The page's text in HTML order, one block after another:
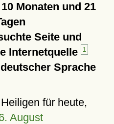
Monaten und 21
Seite und
Internetquelle
1
Sprache
für heute,
August